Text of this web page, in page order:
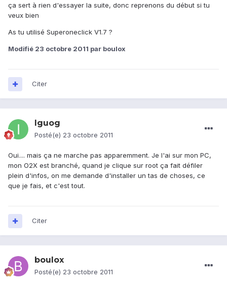
ça sert à rien d'essayer la suite, donc reprenons du début si tu
veux bien
As tu utilisé Superoneclick V1.7 ?
Modifié 23 octobre 2011 par boulox
Citer
Iguog
Posté(e) 23 octobre 2011
Oui.... mais ça ne marche pas apparemment. Je l'ai sur mon PC,
mon O2X est branché, quand je clique sur root ça fait défiler
plein d'infos, on me demande d'installer un tas de choses, ce
que je fais, et c'est tout.
Citer
boulox
Posté(e) 23 octobre 2011